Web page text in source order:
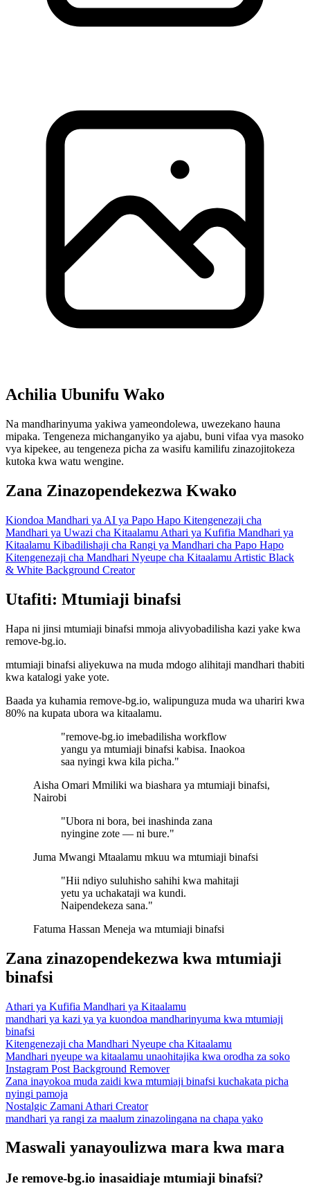
Achilia Ubunifu Wako
Na mandharinyuma yakiwa yameondolewa, uwezekano hauna
mipaka. Tengeneza michanganyiko ya ajabu, buni vifaa vya masoko
vya kipekee, au tengeneza picha za wasifu kamilifu zinazojitokeza
kutoka kwa watu wengine.
Zana Zinazopendekezwa Kwako
Kiondoa Mandhari ya AI ya Papo Hapo Kitengenezaji cha
Mandhari ya Uwazi cha Kitaalamu Athari ya Kufifia Mandhari ya
Kitaalamu Kibadilishaji cha Rangi ya Mandhari cha Papo Hapo
Kitengenezaji cha Mandhari Nyeupe cha Kitaalamu Artistic Black
& White Background Creator
Utafiti: Mtumiaji binafsi
Hapa ni jinsi mtumiaji binafsi mmoja alivyobadilisha kazi yake kwa
remove-bg.io.
mtumiaji binafsi aliyekuwa na muda mdogo alihitaji mandhari thabiti
kwa katalogi yake yote.
Baada ya kuhamia remove-bg.io, walipunguza muda wa uhariri kwa
80% na kupata ubora wa kitaalamu.
"remove-bg.io imebadilisha workflow
yangu ya mtumiaji binafsi kabisa. Inaokoa
saa nyingi kwa kila picha."
Aisha Omari Mmiliki wa biashara ya mtumiaji binafsi,
Nairobi
"Ubora ni bora, bei inashinda zana
nyingine zote — ni bure."
Juma Mwangi Mtaalamu mkuu wa mtumiaji binafsi
"Hii ndiyo suluhisho sahihi kwa mahitaji
yetu ya uchakataji wa kundi.
Naipendekeza sana."
Fatuma Hassan Meneja wa mtumiaji binafsi
Zana zinazopendekezwa kwa mtumiaji
binafsi
Athari ya Kufifia Mandhari ya Kitaalamu
mandhari ya kazi ya ya kuondoa mandharinyuma kwa mtumiaji
binafsi
Kitengenezaji cha Mandhari Nyeupe cha Kitaalamu
Mandhari nyeupe wa kitaalamu unaohitajika kwa orodha za soko
Instagram Post Background Remover
Zana inayokoa muda zaidi kwa mtumiaji binafsi kuchakata picha
nyingi pamoja
Nostalgic Zamani Athari Creator
mandhari ya rangi za maalum zinazolingana na chapa yako
Maswali yanayoulizwa mara kwa mara
Je remove-bg.io inasaidiaje mtumiaji binafsi?